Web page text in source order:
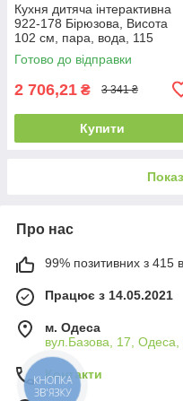
Кухня дитяча інтерактивна
922-178 Бірюзова, Висота
102 см, пара, вода, 115
аксесуарів, звук, світло
Готово до відправки
2 706,21 ₴ 3 341 ₴
Купити
Про нас
99% позитивних з 415
Працює з 14.05.2021
м. Одеса
вул.Базова, 17, Одеса,
Контакти
КНОПКА
ЗВ'ЯЗКУ